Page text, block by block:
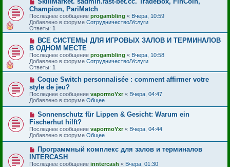
н
и
е
о
б
щ
е
н
о
в
о
е
с
о
о
б
щ
е
н
и
е
Champion, PariMatch
Последнее сообщение progambling « Вчера, 10:59
Добавлено в форуме Сотрудничество/Услуги
Ответы: 1
Н
о
в
о
е
с
о
о
б
щ
е
н
и
ВСЕ СИСТЕМЫ ДЛЯ ИГРОВЫХ ЗАЛОВ И ТЕРМИНАЛОВ
В ОДНОМ МЕСТЕ
Последнее сообщение progambling « Вчера, 10:58
Добавлено в форуме Сотрудничество/Услуги
Ответы: 1
Н
в
о
е
о
о
б
щ
н
и
е
Coque Switch personnalisée : comment affirmer votre
style de jeu?
Последнее сообщение vapormoYxr « Вчера, 04:47
Добавлено в форуме Общее
Н
в
о
е
с
о
б
Sonnenschutz für Lippen & Gesicht: Warum ein
Fischerhut hilft?
Последнее сообщение vapormoYxr« Вчера, 04:44
Добавлено в форуме Общее
Н
о
в
Программный комплекс для залов и терминалов
INTERCASH
Последнее сообщение inntercash « Вчера, 01:30